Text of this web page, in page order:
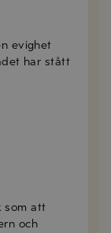
evighet
har stått
som att
och